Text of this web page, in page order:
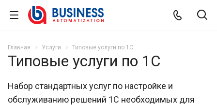
Главная Услуги Типовые услуги по 1С
Типовые услуги по 1С
Набор стандартных услуг по настройке и
обслуживанию решений 1С необходимых для